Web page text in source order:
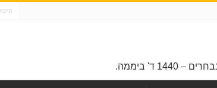
ד' ביממה.